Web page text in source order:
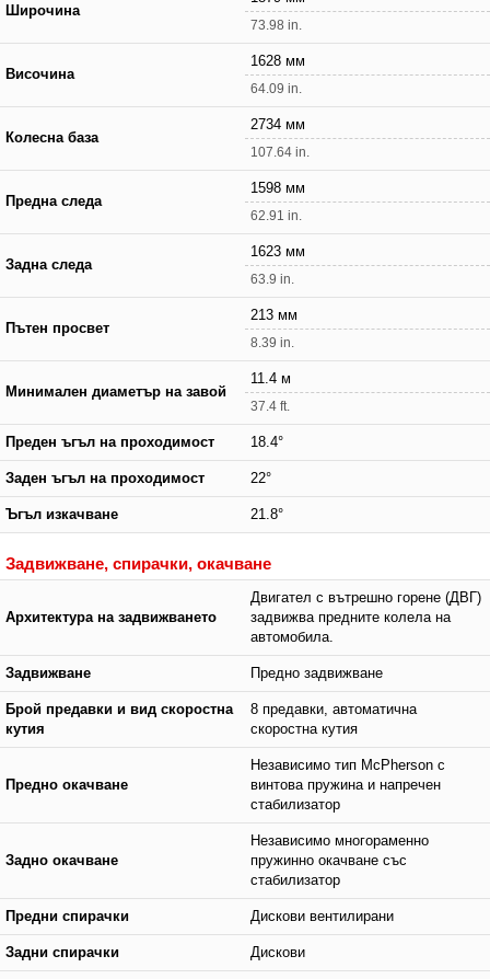
Широчина
73.98 in.
Височина
1628 мм
64.09 in.
Колесна база
2734 мм
107.64 in.
Предна следа
1598 мм
62.91 in.
Задна следа
1623 мм
63.9 in.
Пътен просвет
213 мм
8.39 in.
Минимален диаметър на завой
11.4 м
37.4 ft.
Преден ъгъл на проходимост 18.4°
Заден ъгъл на проходимост 22°
Ъгъл изкачване 21.8°
Задвижване, спирачки, окачване
Архитектура на задвижването
Двигател с вътрешно горене (ДВГ)
задвижва предните колела на
автомобила.
Задвижване Предно задвижване
Брой предавки и вид скоростна
кутия
8 предавки, автоматична
скоростна кутия
Предно окачване
Независимо тип McPherson с
винтова пружина и напречен
стабилизатор
Задно окачване
Независимо многораменно
пружинно окачване със
стабилизатор
Предни спирачки Дискови вентилирани
Задни спирачки Дискови